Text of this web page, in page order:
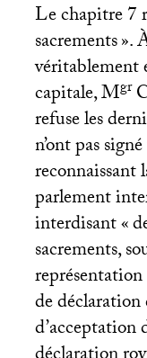
Le chapitre 7
sacrements».
véritablement
capitale, Mgr
refuse les
n’ont pas
reconnaissant
parlement
interdisant «
sacrements,
de
d’acceptation